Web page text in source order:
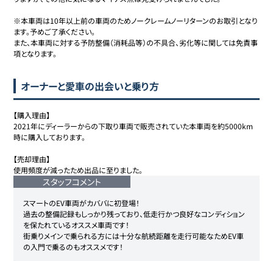
※本車両は10年以上前の車両のためノークレームノーリターンのお取引となり
ます。予めご了承ください。
また、本車両に対する予防整備（消耗品等）の不具合、劣化等に関しては免責事
項となります。
オーナーと愛車の出会いと乗り方
【購入理由】
2021年にディーラーからの下取り車両で販売されていた本車両を約5000km
時に購入しております。
【売却理由】
使用頻度が減ったため出品に至りました。
スタッフコメント
スマートのEV車両がカババに初登場！
過去の整備記録もしっかり残っており、低走行かつ良好なコンディション
を保たれているオススメ車両です！
街乗りメインで乗られる方には十分な航続距離を走行可能なためEV車
の入門で乗るのもオススメです！